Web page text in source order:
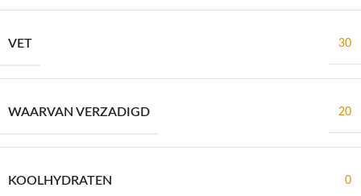
VET 30
WAARVAN VERZADIGD 20
KOOLHYDRATEN 0